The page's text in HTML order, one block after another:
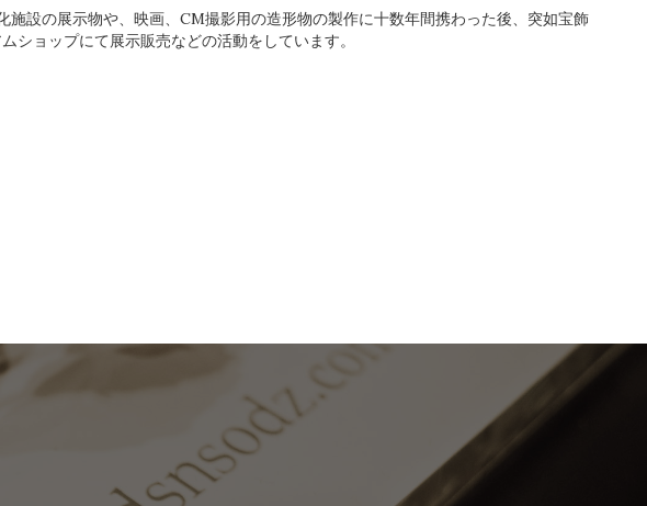
設の展示物や、映画、CM撮影用の造形物の製作に十数年間携わった後、突如宝飾
ョップにて展示販売などの活動をしています。